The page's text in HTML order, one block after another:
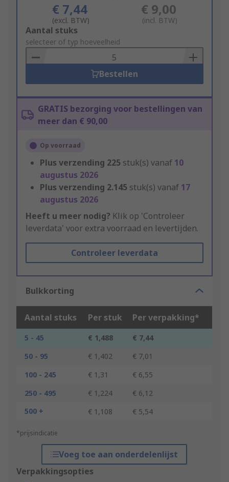
€ 7,44
(excl. BTW)
€ 9,00
(incl. BTW)
Add
to
Basket
Aantal stuks
selecteer of typ hoeveelheid
Bestellen
GRATIS bezorging voor bestellingen van
meer dan € 90,00
Op voorraad
Plus verzending 225 stuk(s) vanaf 10
augustus 2026
Plus verzending 2.145 stuk(s) vanaf 17
augustus 2026
Heeft u meer nodig? Klik op 'Controleer
leverdata' voor extra voorraad en levertijden.
Controleer leverdata
Bulkkorting
Aantal stuks Per stuk Per verpakking*
5 - 45 € 1,488
€ 7,44
50 - 95
€ 1,402
€ 7,01
100 - 245
€ 1,31
€ 6,55
250 - 495
€ 1,224
€ 6,12
500 +
€ 1,108 € 5,54
*prijsindicatie
Voeg toe aan onderdelenlijst
Verpakkingsopties